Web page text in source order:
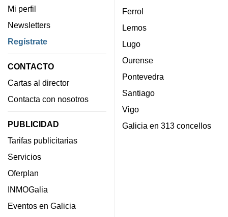
Mi perfil
Newsletters
Regístrate
CONTACTO
Cartas al director
Contacta con nosotros
PUBLICIDAD
Tarifas publicitarias
Servicios
Oferplan
INMOGalia
Eventos en Galicia
Ferrol
Lemos
Lugo
Ourense
Pontevedra
Santiago
Vigo
Galicia en 313 concellos